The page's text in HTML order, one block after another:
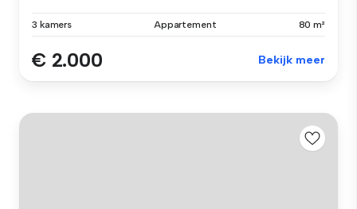
3 kamers Appartement 80 m²
€ 2.000 Bekijk meer